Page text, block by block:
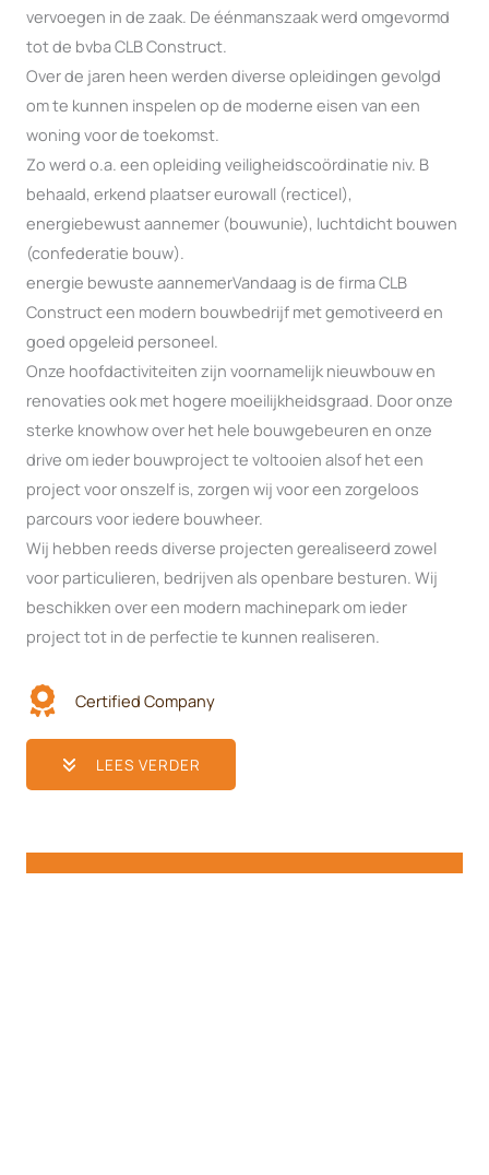
vervoegen in de zaak. De éénmanszaak werd omgevormd
tot de bvba CLB Construct.
Over de jaren heen werden diverse opleidingen gevolgd
om te kunnen inspelen op de moderne eisen van een
woning voor de toekomst.
Zo werd o.a. een opleiding veiligheidscoördinatie niv. B
behaald, erkend plaatser eurowall (recticel),
energiebewust aannemer (bouwunie), luchtdicht bouwen
(confederatie bouw).
energie bewuste aannemerVandaag is de firma CLB
Construct een modern bouwbedrijf met gemotiveerd en
goed opgeleid personeel.
Onze hoofdactiviteiten zijn voornamelijk nieuwbouw en
renovaties ook met hogere moeilijkheidsgraad. Door onze
sterke knowhow over het hele bouwgebeuren en onze
drive om ieder bouwproject te voltooien alsof het een
project voor onszelf is, zorgen wij voor een zorgeloos
parcours voor iedere bouwheer.
Wij hebben reeds diverse projecten gerealiseerd zowel
voor particulieren, bedrijven als openbare besturen. Wij
beschikken over een modern machinepark om ieder
project tot in de perfectie te kunnen realiseren.
Certified Company
LEES VERDER